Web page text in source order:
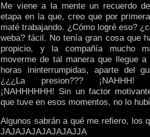
Me viene a la mente un recuerdo
etapa en la que, creo que por
maté trabajando. ¿Cómo logré eso?
weba? fácil. No tenía gran cosa que
propicio, y la compañía mucho
moverme de tal manera que llegue
horas ininterrumpidas, aparte del
¿¿¿La presion??? ¡NAHHH!
¡NAHHHHHH! Sin un factor
que tuve en esos momentos, no lo
Algunos sabrán a qué me refiero, los
JAJAJAJAJAJAJAJJA